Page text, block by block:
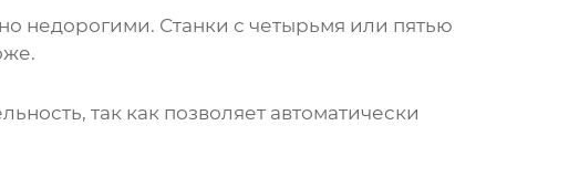
недорогими. Станки с четырьмя или пятью
так как позволяет автоматически